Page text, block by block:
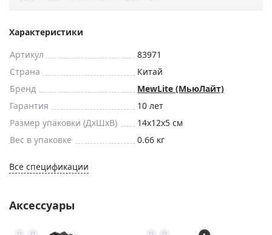
Характеристики
Артикул
83971
Страна
Китай
Бренд
MewLite (МьюЛайт)
Гарантия
10 лет
Размер упаковки (ДxШxВ)
14x12x5 см
Вес в упаковке
0.66 кг
Все спецификации
Аксессуары